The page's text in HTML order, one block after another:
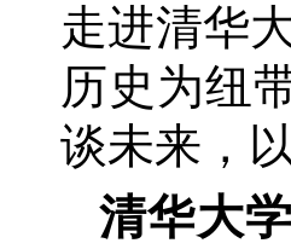
走进清华
历史为纽
谈未来，
清华大学